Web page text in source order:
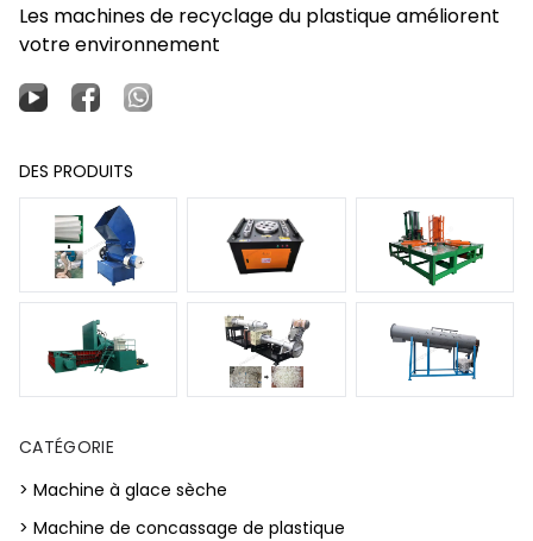
Les machines de recyclage du plastique améliorent
votre environnement
DES PRODUITS
CATÉGORIE
> Machine à glace sèche
> Machine de concassage de plastique